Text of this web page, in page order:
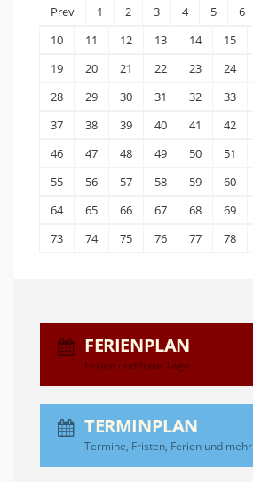
Prev 1 2 3 4 5 6
10
11 12 13 14 15
19
20 21 22 23 24
28
29 30 31 32 33
37
38 39 40 41 42
46
47 48 49 50 51
55
56 57 58 59 60
64
65 66 67 68 69
73
74 75 76 77 78
FERIENPLAN
Ferien und freie Tage
TERMINPLAN
Termine, Fristen, Ferien und mehr